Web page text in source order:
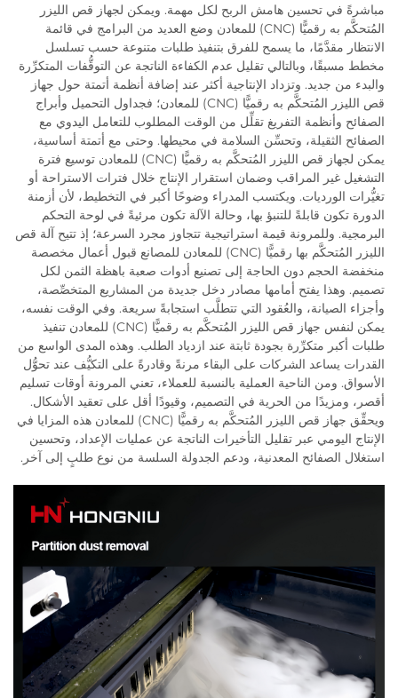
مباشرةً في تحسين هامش الربح لكل مهمة. ويمكن لجهاز قص الليزر
المُتحكَّم به رقميًّا (CNC) للمعادن وضع العديد من البرامج في قائمة
الانتظار مقدَّمًا، ما يسمح للفرق بتنفيذ طلبات متنوعة حسب تسلسل
مخطط مسبقًا، وبالتالي تقليل عدم الكفاءة الناتجة عن التوقُّفات المتكرِّرة
والبدء من جديد. وتزداد الإنتاجية أكثر عند إضافة أنظمة أتمتة حول جهاز
قص الليزر المُتحكَّم به رقميًّا (CNC) للمعادن؛ فجداول التحميل وأبراج
الصفائح وأنظمة التفريغ تقلِّل من الوقت المطلوب للتعامل اليدوي مع
الصفائح الثقيلة، وتحسِّن السلامة في محيطها. وحتى مع أتمتة أساسية،
يمكن لجهاز قص الليزر المُتحكَّم به رقميًّا (CNC) للمعادن توسيع فترة
التشغيل غير المراقب وضمان استقرار الإنتاج خلال فترات الاستراحة أو
تغيُّرات الورديات. ويكتسب المدراء وضوحًا أكبر في التخطيط، لأن أزمنة
الدورة تكون قابلةً للتنبؤ بها، وحالة الآلة تكون مرئيةً في لوحة التحكم
البرمجية. وللمرونة قيمة استراتيجية تتجاوز مجرد السرعة؛ إذ تتيح آلة قص
الليزر المُتحكَّم بها رقميًّا (CNC) للمعادن للمصانع قبول أعمال مخصصة
منخفضة الحجم دون الحاجة إلى تصنيع أدوات صعبة باهظة الثمن لكل
تصميم. وهذا يفتح أمامها مصادر دخل جديدة من المشاريع المتخصِّصة،
وأجزاء الصيانة، والعُقود التي تتطلَّب استجابةً سريعة. وفي الوقت نفسه،
يمكن لنفس جهاز قص الليزر المُتحكَّم به رقميًّا (CNC) للمعادن تنفيذ
طلبات أكبر متكرِّرة بجودة ثابتة عند ازدياد الطلب. وهذه المدى الواسع من
القدرات يساعد الشركات على البقاء مرنةً وقادرةً على التكيُّف عند تحوُّل
الأسواق. ومن الناحية العملية بالنسبة للعملاء، تعني المرونة أوقات تسليم
أقصر، ومزيدًا من الحرية في التصميم، وقيودًا أقل على تعقيد الأشكال.
ويحقِّق جهاز قص الليزر المُتحكَّم به رقميًّا (CNC) للمعادن هذه المزايا في
الإنتاج اليومي عبر تقليل التأخيرات الناتجة عن عمليات الإعداد، وتحسين
استغلال الصفائح المعدنية، ودعم الجدولة السلسة من نوع طلبٍ إلى آخر.